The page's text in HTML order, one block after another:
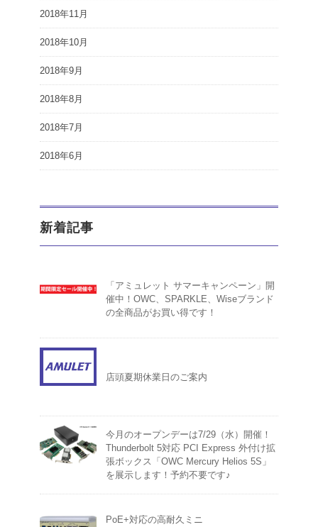
2018年11月
2018年10月
2018年9月
2018年8月
2018年7月
2018年6月
新着記事
「アミュレット サマーキャンペーン」開
催中！OWC、SPARKLE、Wiseブランド
の全商品がお買い得です！
店頭夏期休業日のご案内
今月のオープンデーは7/29（水）開催！
Thunderbolt 5対応 PCI Express 外付け拡
張ボックス「OWC Mercury Helios 5S」
を展示します！予約不要です♪
PoE+対応の高耐久ミニ